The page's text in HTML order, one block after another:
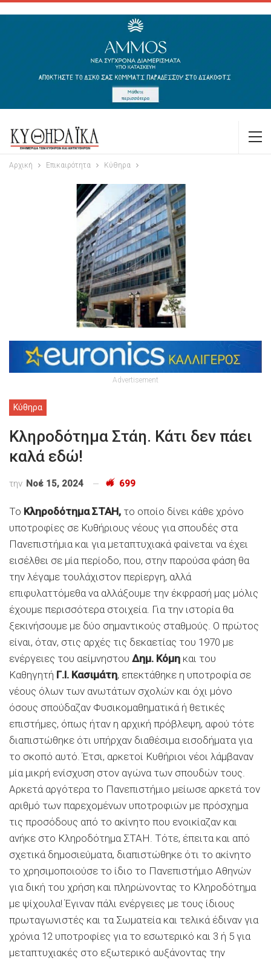
Αρχική Επικαιρότητα Κύθηρα
Advertisement
Κύθηρα
Κληροδότημα Στάη. Κάτι δεν πάει
καλά εδώ!
την Νοέ 15, 2024 699
Το Κληροδότημα ΣΤΑΗ, το οποίο δίνει κάθε χρόνο
υποτροφίες σε Κυθήριους νέους για σπουδές στα
Πανεπιστήμια και για μεταπτυχιακά φαίνεται να έχει
εισέλθει σε μία περίοδο, που, στην παρούσα φάση θα
την λέγαμε τουλάχιστον περίεργη, αλλά
επιφυλαττόμεθα να αλλάξουμε την έκφρασή μας μόλις
έχουμε περισσότερα στοιχεία. Για την ιστορία θα
ξεκινήσουμε με δύο σημαντικούς σταθμούς. Ο πρώτος
είναι, όταν, στις αρχές τις δεκαετίας του 1970 με
ενέργειες του αείμνηστου Δημ. Κόμη και του
Καθηγητή Γ.Ι. Κασιμάτη, επεκτάθηκε η υποτροφία σε
νέους όλων των ανωτάτων σχολών και όχι μόνο
όσους σπούδαζαν Φυσικομαθηματικά ή θετικές
επιστήμες, όπως ήταν η αρχική πρόβλεψη, αφού τότε
διαπιστώθηκε ότι υπήρχαν διαθέσιμα εισοδήματα για
το σκοπό αυτό. Έτσι, αρκετοί Κυθήριοι νέοι λάμβαναν
μία μικρή ενίσχυση στον αγώνα των σπουδών τους.
Αρκετά αργότερα το Πανεπιστήμιο μείωσε αρκετά τον
αριθμό των παρεχομένων υποτροφιών με πρόσχημα
τις προσόδους από το ακίνητο που ενοικίαζαν και
ανήκε στο Κληροδότημα ΣΤΑΗ. Τότε, έπειτα και από
σχετικά δημοσιεύματα, διαπιστώθηκε ότι το ακίνητο
το χρησιμοποιούσε το ίδιο το Πανεπιστήμιο Αθηνών
για δική του χρήση και πληρώνοντας το Κληροδότημα
με ψίχουλα! Έγιναν πάλι ενέργειες με τους ίδιους
πρωταγωνιστές και τα Σωματεία και τελικά έδιναν για
χρόνια 12 υποτροφίες για το εσωτερικό και 3 ή 5 για
μεταπτυχιακές στο εξωτερικό αυξάνοντας την